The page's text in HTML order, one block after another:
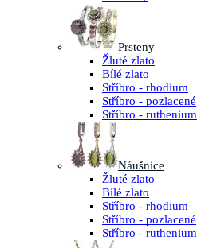
Prsteny
Žluté zlato
Bílé zlato
Stříbro - rhodium
Stříbro - pozlacené
Stříbro - ruthenium
Náušnice
Žluté zlato
Bílé zlato
Stříbro - rhodium
Stříbro - pozlacené
Stříbro - ruthenium